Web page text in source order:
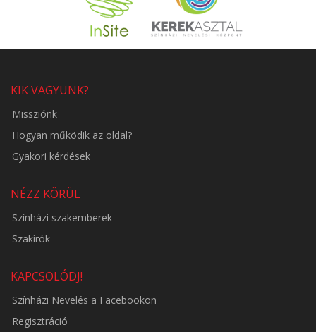
KIK VAGYUNK?
Missziónk
Hogyan működik az oldal?
Gyakori kérdések
NÉZZ KÖRÜL
Színházi szakemberek
Szakírók
KAPCSOLÓDJ!
Színházi Nevelés a Facebookon
Regisztráció